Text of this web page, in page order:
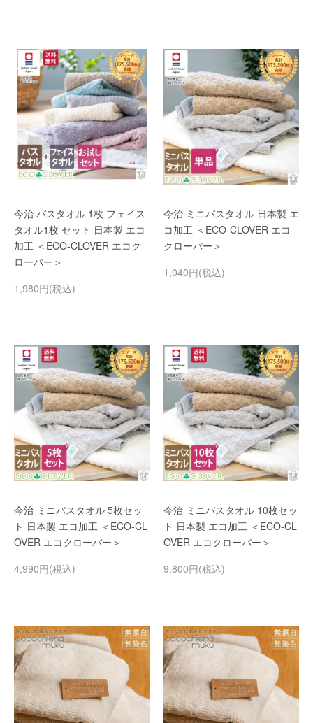
今治 バスタオル 1枚 フェイス
タオル1枚 セット 日本製 エコ
加工 ＜ECO-CLOVER エコク
ローバー＞
1,980円(税込)
今治 ミニバスタオル 日本製 エ
コ加工 ＜ECO-CLOVER エコ
クローバー＞
1,040円(税込)
今治 ミニバスタオル 5枚セッ
ト 日本製 エコ加工 ＜ECO-CL
OVER エコクローバー＞
4,990円(税込)
今治 ミニバスタオル 10枚セッ
ト 日本製 エコ加工 ＜ECO-CL
OVER エコクローバー＞
9,800円(税込)